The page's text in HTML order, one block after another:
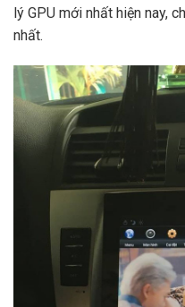
lý GPU mới nhất hiện nay,
nhất.